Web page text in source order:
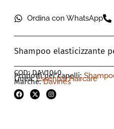
Ordina con WhatsApp
Shampoo elasticizzante
COD: DAV1040
Prodotti per capelli:
Linea:Essential Haircare
Marche:Davines